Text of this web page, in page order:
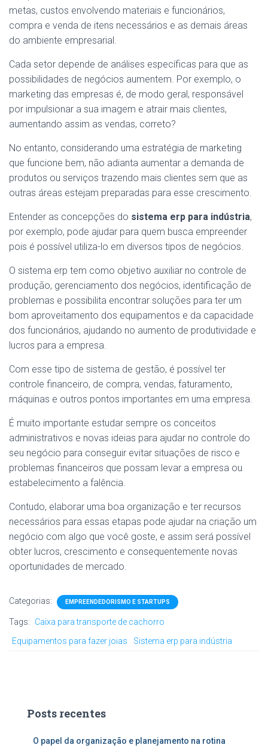
metas, custos envolvendo materiais e funcionários,
compra e venda de itens necessários e as demais áreas
do ambiente empresarial.
Cada setor depende de análises específicas para que as
possibilidades de negócios aumentem. Por exemplo, o
marketing das empresas é, de modo geral, responsável
por impulsionar a sua imagem e atrair mais clientes,
aumentando assim as vendas, correto?
No entanto, considerando uma estratégia de marketing
que funcione bem, não adianta aumentar a demanda de
produtos ou serviços trazendo mais clientes sem que as
outras áreas estejam preparadas para esse crescimento.
Entender as concepções do sistema erp para indústria,
por exemplo, pode ajudar para quem busca empreender
pois é possível utiliza-lo em diversos tipos de negócios.
O sistema erp tem como objetivo auxiliar no controle de
produção, gerenciamento dos negócios, identificação de
problemas e possibilita encontrar soluções para ter um
bom aproveitamento dos equipamentos e da capacidade
dos funcionários, ajudando no aumento de produtividade e
lucros para a empresa.
Com esse tipo de sistema de gestão, é possível ter
controle financeiro, de compra, vendas, faturamento,
máquinas e outros pontos importantes em uma empresa.
É muito importante estudar sempre os conceitos
administrativos e novas ideias para ajudar no controle do
seu negócio para conseguir evitar situações de risco e
problemas financeiros que possam levar a empresa ou
estabelecimento a falência.
Contudo, elaborar uma boa organização e ter recursos
necessários para essas etapas pode ajudar na criação um
negócio com algo que você goste, e assim será possível
obter lucros, crescimento e consequentemente novas
oportunidades de mercado.
Categorias: EMPREENDEDORISMO E STARTUPS
Tags:
Caixa para transporte de cachorro
Equipamentos para fazer joias
Sistema erp para indústria
Posts recentes
O papel da organização e planejamento na rotina